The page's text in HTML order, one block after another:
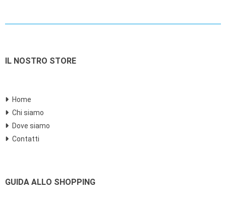
IL NOSTRO STORE
Home
Chi siamo
Dove siamo
Contatti
GUIDA ALLO SHOPPING